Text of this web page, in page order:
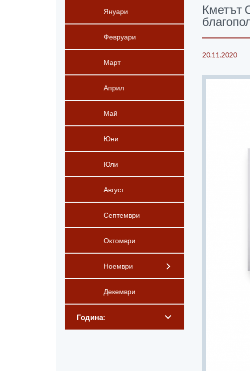
Януари
Февруари
Март
Април
Май
Юни
Юли
Август
Септември
Октомври
Ноември
Декември
Година:
Кметът
20.11.2020